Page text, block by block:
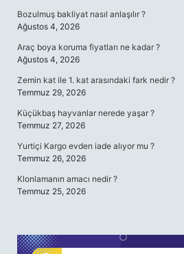
Bozulmuş bakliyat nasıl anlaşılır ?
Ağustos 4, 2026
Araç boya koruma fiyatları ne kadar ?
Ağustos 4, 2026
Zemin kat ile 1. kat arasındaki fark nedir ?
Temmuz 29, 2026
Küçükbaş hayvanlar nerede yaşar ?
Temmuz 27, 2026
Yurtiçi Kargo evden iade alıyor mu ?
Temmuz 26, 2026
Klonlamanın amacı nedir ?
Temmuz 25, 2026